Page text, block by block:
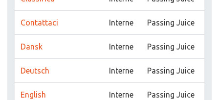
Contattaci Interne Passing Juice
Dansk Interne Passing Juice
Deutsch Interne Passing Juice
English Interne Passing Juice